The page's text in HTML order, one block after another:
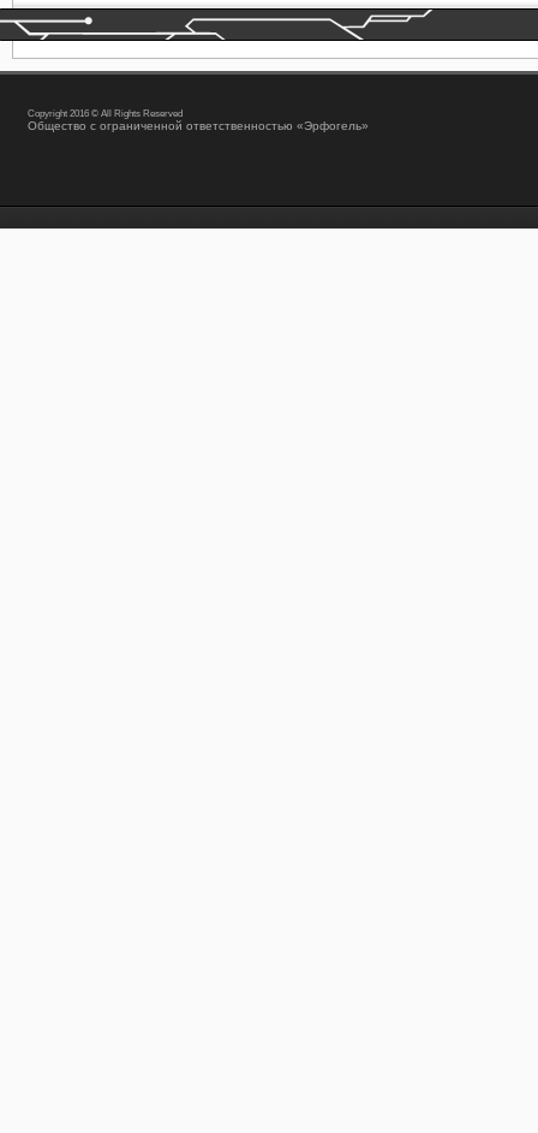
Copyright 2016 © All Rights Reserved
Общество с ограниченной ответственностью «Эрфогель»